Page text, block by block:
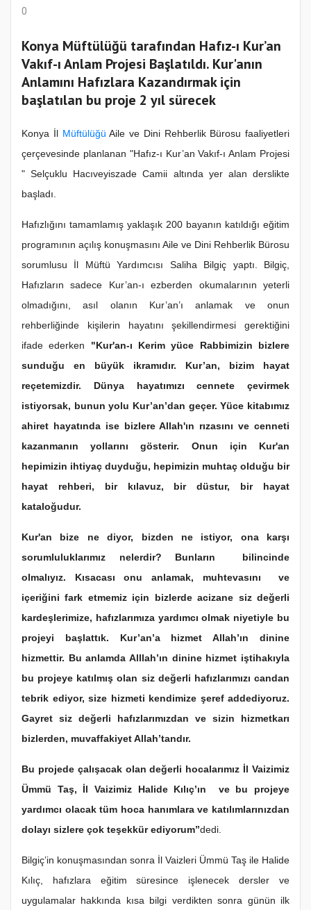
0
Konya Müftülüğü tarafından Hafız-ı Kur’an
Vakıf-ı Anlam Projesi Başlatıldı. Kur'anın
Anlamını Hafızlara Kazandırmak için
başlatılan bu proje 2 yıl sürecek
Konya İl Müftülüğü Aile ve Dini Rehberlik Bürosu faaliyetleri
çerçevesinde planlanan "Hafız-ı Kur’an Vakıf-ı Anlam Projesi
" Selçuklu Hacıveyiszade Camii altında yer alan derslikte
başladı.
Hafızlığını tamamlamış yaklaşık 200 bayanın katıldığı eğitim
programının açılış konuşmasını Aile ve Dini Rehberlik Bürosu
sorumlusu İl Müftü Yardımcısı Saliha Bilgiç yaptı. Bilgiç,
Hafızların sadece Kur’an-ı ezberden okumalarının yeterli
olmadığını, asıl olanın Kur’an’ı anlamak ve onun
rehberliğinde kişilerin hayatını şekillendirmesi gerektiğini
ifade ederken "Kur'an-ı Kerim yüce Rabbimizin bizlere
sunduğu en büyük ikramıdır. Kur’an, bizim hayat
reçetemizdir. Dünya hayatımızı cennete çevirmek
istiyorsak, bunun yolu Kur’an’dan geçer. Yüce kitabımız
ahiret hayatında ise bizlere Allah'ın rızasını ve cenneti
kazanmanın yollarını gösterir. Onun için Kur'an
hepimizin ihtiyaç duyduğu, hepimizin muhtaç olduğu bir
hayat rehberi, bir kılavuz, bir düstur, bir hayat
kataloğudur.
Kur'an bize ne diyor, bizden ne istiyor, ona karşı
sorumluluklarımız nelerdir? Bunların bilincinde
olmalıyız. Kısacası onu anlamak, muhtevasını ve
içeriğini fark etmemiz için bizlerde acizane siz değerli
kardeşlerimize, hafızlarımıza yardımcı olmak niyetiyle bu
projeyi başlattık. Kur’an’a hizmet Allah’ın dinine
hizmettir. Bu anlamda Alllah’ın dinine hizmet iştihakıyla
bu projeye katılmış olan siz değerli hafızlarımızı candan
tebrik ediyor, size hizmeti kendimize şeref addediyoruz.
Gayret siz değerli hafızlarımızdan ve sizin hizmetkarı
bizlerden, muvaffakiyet Allah’tandır.
Bu projede çalışacak olan değerli hocalarımız İl Vaizimiz
Ümmü Taş, İl Vaizimiz Halide Kılıç’ın ve bu projeye
yardımcı olacak tüm hoca hanımlara ve katılımlarınızdan
dolayı sizlere çok teşekkür ediyorum”dedi.
Bilgiç’in konuşmasından sonra İl Vaizleri Ümmü Taş ile Halide
Kılıç, hafızlara eğitim süresince işlenecek dersler ve
uygulamalar hakkında kısa bilgi verdikten sonra günün ilk